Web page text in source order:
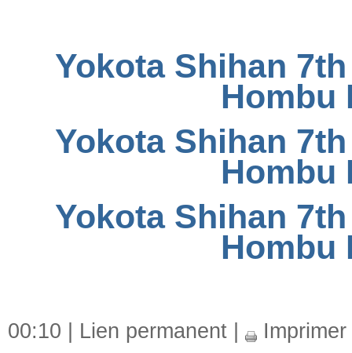
Yokota Shihan
Hombu
Yokota Shihan
Hombu
Yokota Shihan
Hombu
00:10 | Lien permanent Imprimer